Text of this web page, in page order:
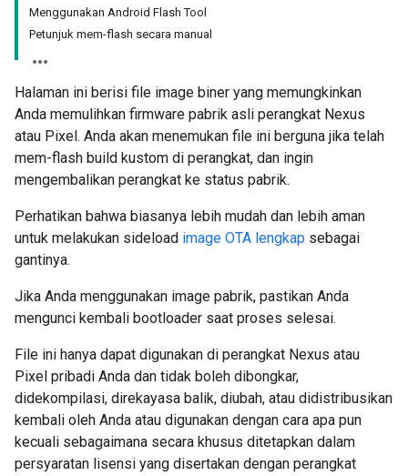
Menggunakan Android Flash Tool
Petunjuk mem-flash secara manual
Halaman ini berisi file image biner yang memungkinkan
Anda memulihkan firmware pabrik asli perangkat Nexus
atau Pixel. Anda akan menemukan file ini berguna jika telah
mem-flash build kustom di perangkat, dan ingin
mengembalikan perangkat ke status pabrik.
Perhatikan bahwa biasanya lebih mudah dan lebih aman
untuk melakukan sideload image OTA lengkap sebagai
gantinya.
Jika Anda menggunakan image pabrik, pastikan Anda
mengunci kembali bootloader saat proses selesai.
File ini hanya dapat digunakan di perangkat Nexus atau
Pixel pribadi Anda dan tidak boleh dibongkar,
didekompilasi, direkayasa balik, diubah, atau didistribusikan
kembali oleh Anda atau digunakan dengan cara apa pun
kecuali sebagaimana secara khusus ditetapkan dalam
persyaratan lisensi yang disertakan dengan perangkat